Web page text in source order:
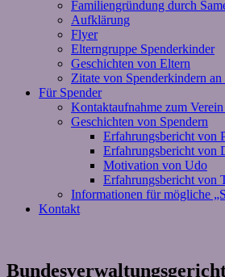
Familiengründung durch
Aufklärung
Flyer
Elterngruppe Spenderkinder
Geschichten von Eltern
Zitate von Spenderkindern an
Für Spender
Kontaktaufnahme zum
Geschichten von Spendern
Erfahrungsbericht von
Erfahrungsbericht von
Motivation von Udo
Erfahrungsbericht von
Informationen für mögliche
Kontakt